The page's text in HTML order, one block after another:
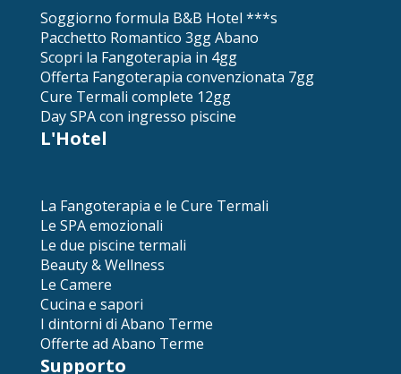
Soggiorno formula B&B Hotel ***s
Pacchetto Romantico 3gg Abano
Scopri la Fangoterapia in 4gg
Offerta Fangoterapia convenzionata 7gg
Cure Termali complete 12gg
Day SPA con ingresso piscine
L'Hotel
La Fangoterapia e le Cure Termali
Le SPA emozionali
Le due piscine termali
Beauty & Wellness
Le Camere
Cucina e sapori
I dintorni di Abano Terme
Offerte ad Abano Terme
Supporto